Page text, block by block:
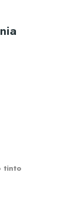
tinto